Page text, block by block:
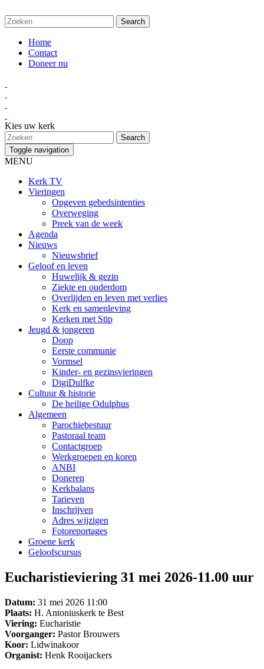
Home
Contact
Doneer nu
Kies uw kerk
Toggle navigation
MENU
Kerk TV
Vieringen
Opgeven gebedsintenties
Overweging
Preek van de week
Agenda
Nieuws
Nieuwsbrief
Geloof en leven
Huwelijk & gezin
Ziekte en ouderdom
Overlijden en leven met verlies
Kerk en samenleving
Kerken met Stip
Jeugd & jongeren
Doop
Eerste communie
Vormsel
Kinder- en gezinsvieringen
DigiDulfke
Cultuur & historie
De heilige Odulphus
Algemeen
Parochiebestuur
Pastoraal team
Contactgroep
Werkgroepen en koren
ANBI
Doneren
Kerkbalans
Tarieven
Inschrijven
Adres wijzigen
Fotoreportages
Groene kerk
Geloofscursus
Eucharistieviering 31 mei 2026-11.00 uur
Datum: 31 mei 2026 11:00
Plaats: H. Antoniuskerk te Best
Viering: Eucharistie
Voorganger: Pastor Brouwers
Koor: Lidwinakoor
Organist: Henk Rooijackers